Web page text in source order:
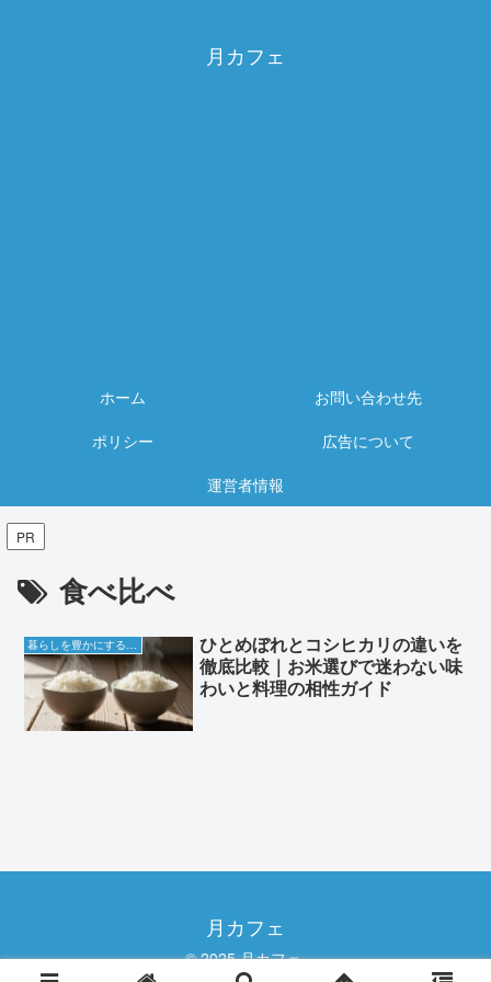
月カフェ
ホーム
お問い合わせ先
ポリシー
広告について
運営者情報
PR
食べ比べ
ひとめぼれとコシヒカリの違いを
徹底比較｜お米選びで迷わない味
わいと料理の相性ガイド
月カフェ
© 2025 月カフェ.